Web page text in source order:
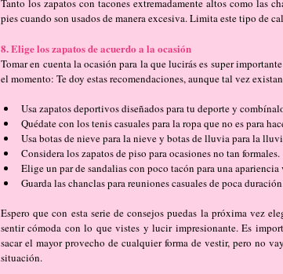
Tanto los zapatos con tacones extremadamente altos como las
pies cuando son usados de manera excesiva. Limita este tipo de
8. Elige los zapatos de acuerdo a la ocasión
Tomar en cuenta la ocasión para la que lucirás es super
el momento: Te doy estas recomendaciones, aunque tal vez
Usa zapatos deportivos diseñados para tu deporte y
Quédate con los tenis casuales para la ropa que no es para
Usa botas de nieve para la nieve y botas de lluvia para la
Considera los zapatos de piso para ocasiones no tan formales.
Elige un par de sandalias con poco tacón para una
Guarda las chanclas para reuniones casuales de poca
Espero que con esta serie de consejos puedas la próxima vez
sentir cómoda con lo que vistes y lucir impresionante. Es
sacar el mayor provecho de cualquier forma de vestir, pero no
situación.